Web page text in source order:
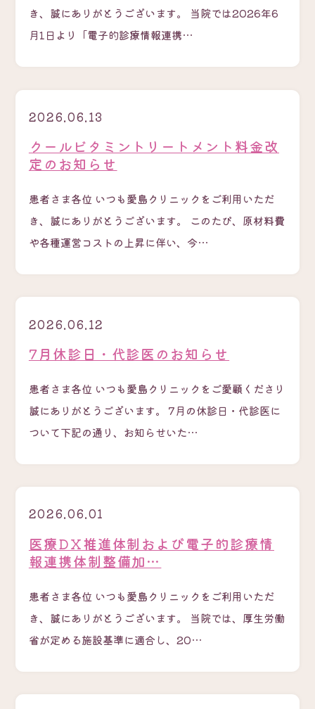
き、誠にありがとうございます。 当院では2026年6
月1日より「電子的診療情報連携…
2026.06.13
クールビタミントリートメント料金改
定のお知らせ
患者さま各位 いつも愛島クリニックをご利用いただ
き、誠にありがとうございます。 このたび、原材料費
や各種運営コストの上昇に伴い、今…
2026.06.12
7月休診日・代診医のお知らせ
患者さま各位 いつも愛島クリニックをご愛顧くださり
誠にありがとうございます。 7月の休診日・代診医に
ついて下記の通り、お知らせいた…
2026.06.01
医療DX推進体制および電子的診療情
報連携体制整備加…
患者さま各位 いつも愛島クリニックをご利用いただ
き、誠にありがとうございます。 当院では、厚生労働
省が定める施設基準に適合し、20…